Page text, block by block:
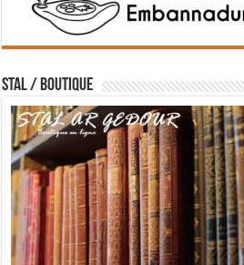
STAL / BOUTIQUE